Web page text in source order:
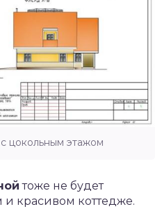
цокольным этажом
тоже не будет
красивом коттедже.